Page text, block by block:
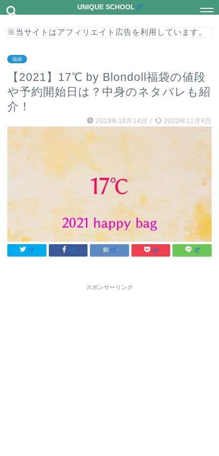
UNIQUE SCHOOL
※当サイトはアフィリエイト広告を利用しています。
福袋
【2021】17℃ by Blondoll福袋の値段
や予約開始日は？中身のネタバレも紹
介！
2019年10月14日 / 2020年11月4日
スポンサーリンク